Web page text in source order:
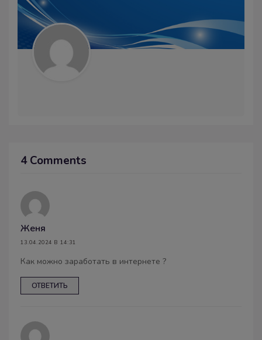
4 Comments
Женя
13.04.2024 В 14:31
Как можно заработать в интернете ?
ОТВЕТИТЬ